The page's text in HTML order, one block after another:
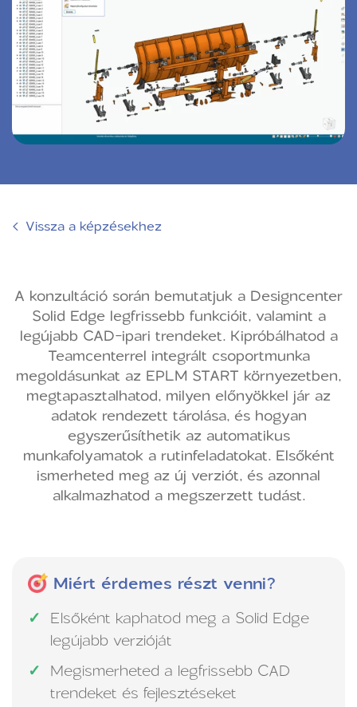
‹ Vissza a képzésekhez
A konzultáció során bemutatjuk a Designcenter
Solid Edge legfrissebb funkcióit, valamint a
legújabb CAD-ipari trendeket. Kipróbálhatod a
Teamcenterrel integrált csoportmunka
megoldásunkat az EPLM START környezetben,
megtapasztalhatod, milyen előnyökkel jár az
adatok rendezett tárolása, és hogyan
egyszerűsíthetik az automatikus
munkafolyamatok a rutinfeladatokat. Elsőként
ismerheted meg az új verziót, és azonnal
alkalmazhatod a megszerzett tudást.
Miért érdemes részt venni?
Elsőként kaphatod meg a Solid Edge
legújabb verzióját
Megismerheted a legfrissebb CAD
trendeket és fejlesztéseket